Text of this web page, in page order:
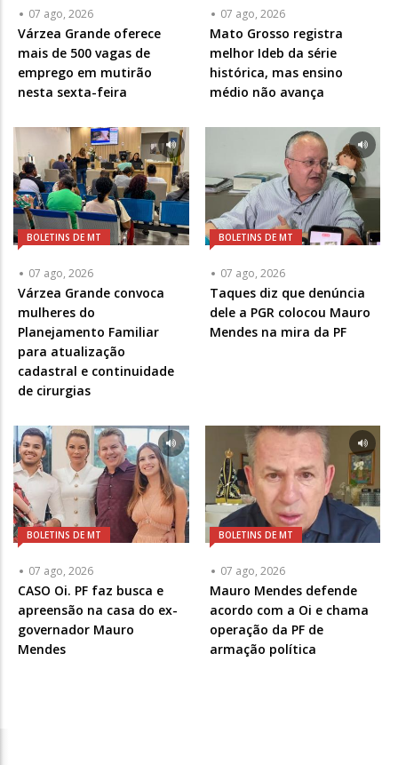
07 ago, 2026
Várzea Grande oferece
mais de 500 vagas de
emprego em mutirão
nesta sexta-feira
07 ago, 2026
Mato Grosso registra
melhor Ideb da série
histórica, mas ensino
médio não avança
BOLETINS DE MT
07 ago, 2026
Várzea Grande convoca
mulheres do
Planejamento Familiar
para atualização
cadastral e continuidade
de cirurgias
BOLETINS DE MT
07 ago, 2026
Taques diz que denúncia
dele a PGR colocou Mauro
Mendes na mira da PF
BOLETINS DE MT
07 ago, 2026
CASO Oi. PF faz busca e
apreensão na casa do ex-
governador Mauro
Mendes
BOLETINS DE MT
07 ago, 2026
Mauro Mendes defende
acordo com a Oi e chama
operação da PF de
armação política